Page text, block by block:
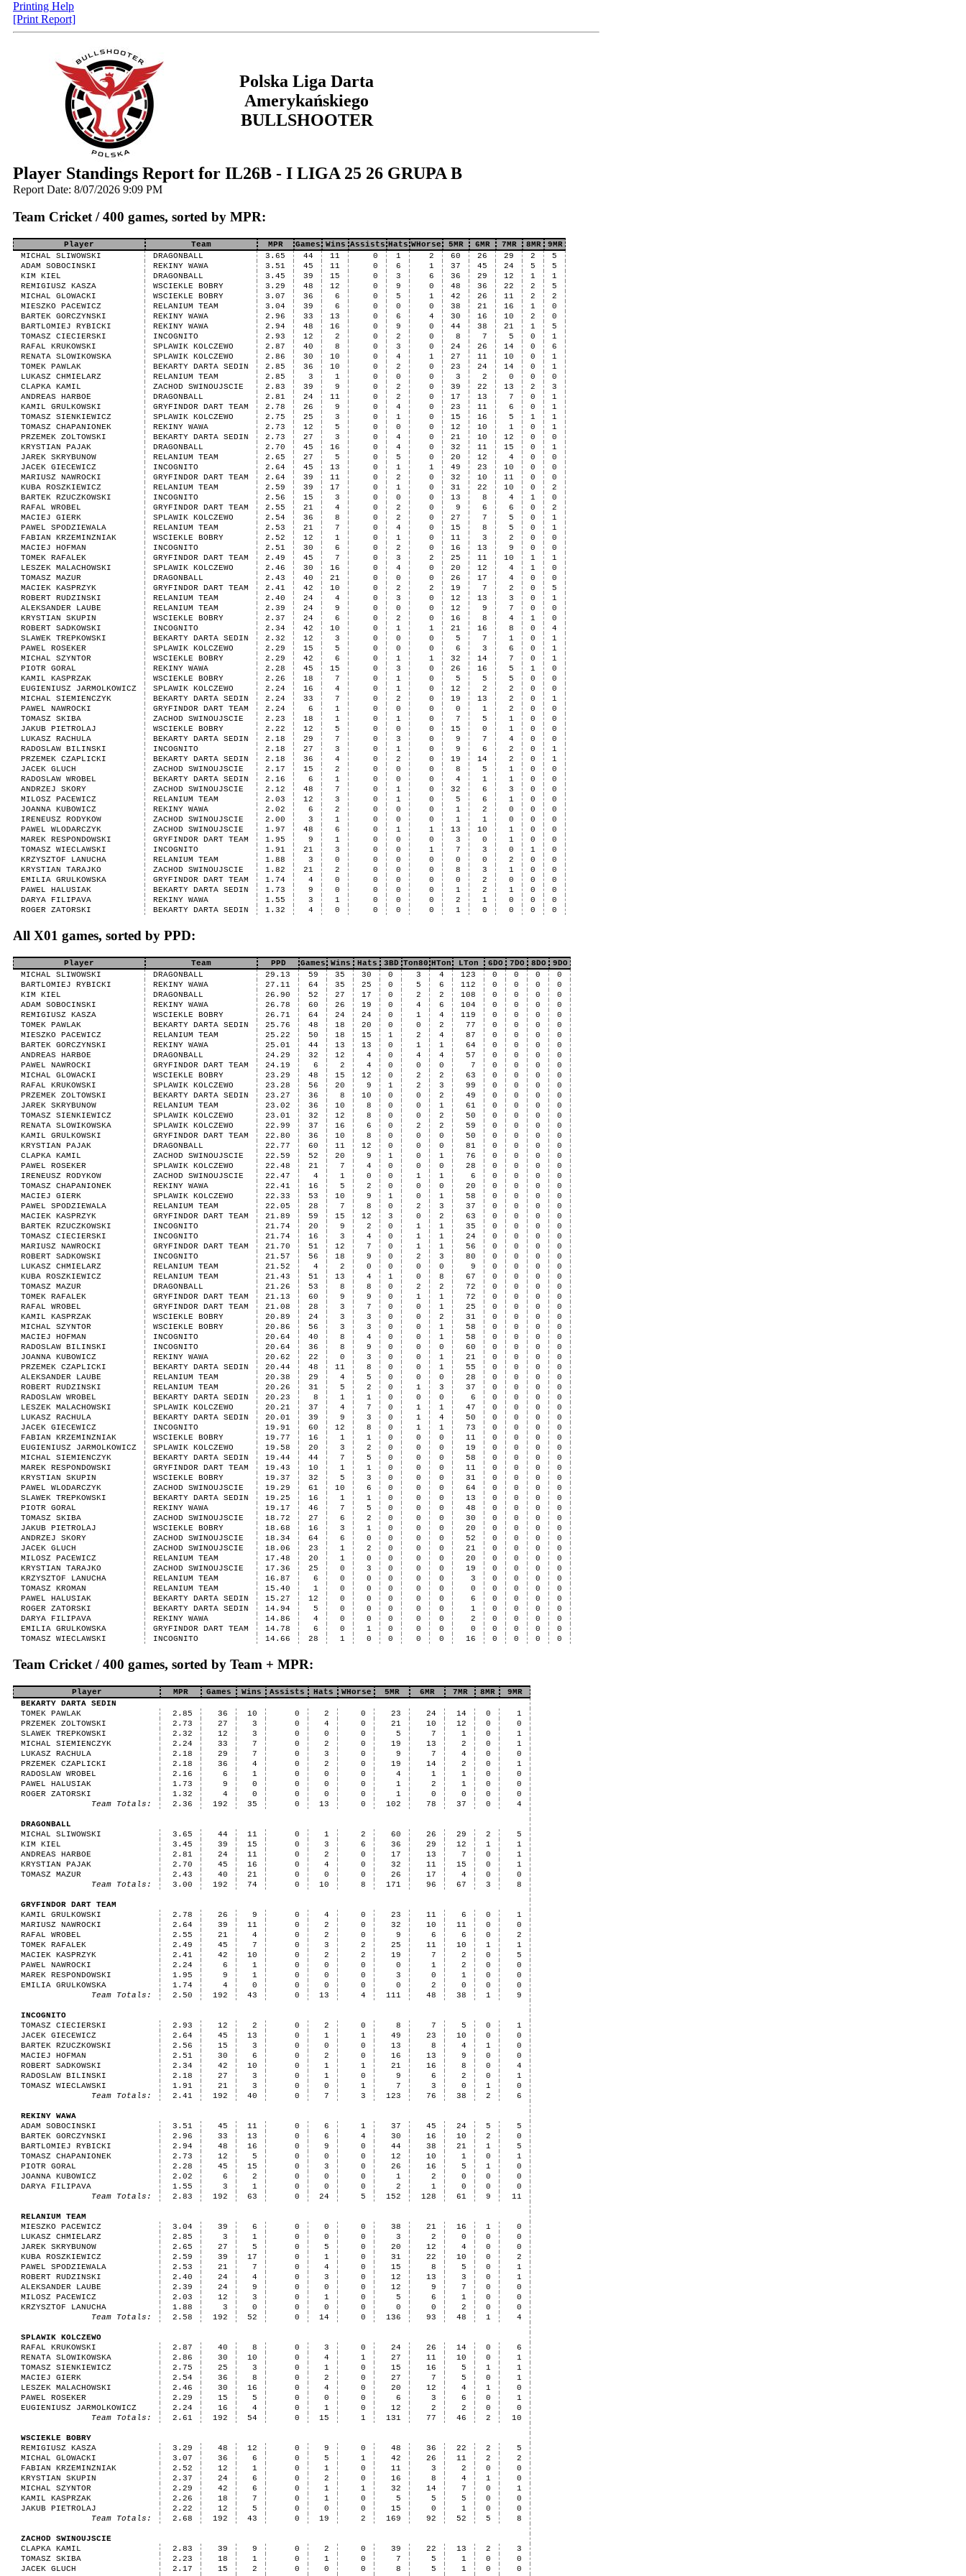
Printing Help
[Print Report]
Polska Liga Darta
Amerykańskiego
BULLSHOOTER
Player Standings Report for IL26B - I LIGA 25 26 GRUPA B
Report Date: 8/07/2026 9:09 PM
Team Cricket / 400 games, sorted by MPR:
Player Team MPR Games Wins Assists Hats WHorse 5MR 6MR 7MR 8MR
9MR
MICHAL SLIWOWSKI
DRAGONBALL 3.65 44 11 0 1 2 60 26 29 2
5
ADAM SOBOCINSKI
REKINY WAWA 3.51 45 11 0 6 1 37 45 24 5
5
KIM KIEL
DRAGONBALL 3.45 39 15 0 3 6 36 29 12 1
1
REMIGIUSZ KASZA
WSCIEKLE BOBRY 3.29 48 12 0 9 0 48 36 22 2
5
MICHAL GLOWACKI
WSCIEKLE BOBRY 3.07 36 6 0 5 1 42 26 11 2
2
MIESZKO PACEWICZ
RELANIUM TEAM 3.04 39 6 0 0 0 38 21 16 1
0
BARTEK GORCZYNSKI
REKINY WAWA 2.96 33 13 0 6 4 30 16 10 2
0
BARTLOMIEJ RYBICKI
REKINY WAWA 2.94 48 16 0 9 0 44 38 21 1
5
TOMASZ CIECIERSKI
INCOGNITO 2.93 12 2 0 2 0 8 7 5 0
1
RAFAL KRUKOWSKI
SPLAWIK KOLCZEWO 2.87 40 8 0 3 0 24 26 14 0
6
RENATA SLOWIKOWSKA
SPLAWIK KOLCZEWO 2.86 30 10 0 4 1 27 11 10 0
1
TOMEK PAWLAK
BEKARTY DARTA SEDIN 2.85 36 10 0 2 0 23 24 14 0
1
LUKASZ CHMIELARZ
RELANIUM TEAM 2.85 3 1 0 0 0 3 2 0 0
0
CLAPKA KAMIL
ZACHOD SWINOUJSCIE 2.83 39 9 0 2 0 39 22 13 2
3
ANDREAS HARBOE
DRAGONBALL 2.81 24 11 0 2 0 17 13 7 0
1
KAMIL GRULKOWSKI
GRYFINDOR DART TEAM 2.78 26 9 0 4 0 23 11 6 0
1
TOMASZ SIENKIEWICZ
SPLAWIK KOLCZEWO 2.75 25 3 0 1 0 15 16 5 1
1
TOMASZ CHAPANIONEK
REKINY WAWA 2.73 12 5 0 0 0 12 10 1 0
1
PRZEMEK ZOLTOWSKI
BEKARTY DARTA SEDIN 2.73 27 3 0 4 0 21 10 12 0
0
KRYSTIAN PAJAK
DRAGONBALL 2.70 45 16 0 4 0 32 11 15 0
1
JAREK SKRYBUNOW
RELANIUM TEAM 2.65 27 5 0 5 0 20 12 4 0
0
JACEK GIECEWICZ
INCOGNITO 2.64 45 13 0 1 1 49 23 10 0
0
MARIUSZ NAWROCKI
GRYFINDOR DART TEAM 2.64 39 11 0 2 0 32 10 11 0
0
KUBA ROSZKIEWICZ
RELANIUM TEAM 2.59 39 17 0 1 0 31 22 10 0
2
BARTEK RZUCZKOWSKI
INCOGNITO 2.56 15 3 0 0 0 13 8 4 1
0
RAFAL WROBEL
GRYFINDOR DART TEAM 2.55 21 4 0 2 0 9 6 6 0
2
MACIEJ GIERK
SPLAWIK KOLCZEWO 2.54 36 8 0 2 0 27 7 5 0
1
PAWEL SPODZIEWALA
RELANIUM TEAM 2.53 21 7 0 4 0 15 8 5 0
1
FABIAN KRZEMINZNIAK
WSCIEKLE BOBRY 2.52 12 1 0 1 0 11 3 2 0
0
MACIEJ HOFMAN
INCOGNITO 2.51 30 6 0 2 0 16 13 9 0
0
TOMEK RAFALEK
GRYFINDOR DART TEAM 2.49 45 7 0 3 2 25 11 10 1
1
LESZEK MALACHOWSKI
SPLAWIK KOLCZEWO 2.46 30 16 0 4 0 20 12 4 1
0
TOMASZ MAZUR
DRAGONBALL 2.43 40 21 0 0 0 26 17 4 0
0
MACIEK KASPRZYK
GRYFINDOR DART TEAM 2.41 42 10 0 2 2 19 7 2 0
5
ROBERT RUDZINSKI
RELANIUM TEAM 2.40 24 4 0 3 0 12 13 3 0
1
ALEKSANDER LAUBE
RELANIUM TEAM 2.39 24 9 0 0 0 12 9 7 0
0
KRYSTIAN SKUPIN
WSCIEKLE BOBRY 2.37 24 6 0 2 0 16 8 4 1
0
ROBERT SADKOWSKI
INCOGNITO 2.34 42 10 0 1 1 21 16 8 0
4
SLAWEK TREPKOWSKI
BEKARTY DARTA SEDIN 2.32 12 3 0 0 0 5 7 1 0
1
PAWEL ROSEKER
SPLAWIK KOLCZEWO 2.29 15 5 0 0 0 6 3 6 0
1
MICHAL SZYNTOR
WSCIEKLE BOBRY 2.29 42 6 0 1 1 32 14 7 0
1
PIOTR GORAL
REKINY WAWA 2.28 45 15 0 3 0 26 16 5 1
0
KAMIL KASPRZAK
WSCIEKLE BOBRY 2.26 18 7 0 1 0 5 5 5 0
0
EUGIENIUSZ JARMOLKOWICZ
SPLAWIK KOLCZEWO 2.24 16 4 0 1 0 12 2 2 0
0
MICHAL SIEMIENCZYK
BEKARTY DARTA SEDIN 2.24 33 7 0 2 0 19 13 2 0
1
PAWEL NAWROCKI
GRYFINDOR DART TEAM 2.24 6 1 0 0 0 0 1 2 0
0
TOMASZ SKIBA
ZACHOD SWINOUJSCIE 2.23 18 1 0 1 0 7 5 1 0
0
JAKUB PIETROLAJ
WSCIEKLE BOBRY 2.22 12 5 0 0 0 15 0 1 0
0
LUKASZ RACHULA
BEKARTY DARTA SEDIN 2.18 29 7 0 3 0 9 7 4 0
0
RADOSLAW BILINSKI
INCOGNITO 2.18 27 3 0 1 0 9 6 2 0
1
PRZEMEK CZAPLICKI
BEKARTY DARTA SEDIN 2.18 36 4 0 2 0 19 14 2 0
1
JACEK GLUCH
ZACHOD SWINOUJSCIE 2.17 15 2 0 0 0 8 5 1 0
0
RADOSLAW WROBEL
BEKARTY DARTA SEDIN 2.16 6 1 0 0 0 4 1 1 0
0
ANDRZEJ SKORY
ZACHOD SWINOUJSCIE 2.12 48 7 0 1 0 32 6 3 0
0
MILOSZ PACEWICZ
RELANIUM TEAM 2.03 12 3 0 1 0 5 6 1 0
0
JOANNA KUBOWICZ
REKINY WAWA 2.02 6 2 0 0 0 1 2 0 0
0
IRENEUSZ RODYKOW
ZACHOD SWINOUJSCIE 2.00 3 1 0 0 0 1 1 0 0
0
PAWEL WLODARCZYK
ZACHOD SWINOUJSCIE 1.97 48 6 0 1 1 13 10 1 0
0
MAREK RESPONDOWSKI
GRYFINDOR DART TEAM 1.95 9 1 0 0 0 3 0 1 0
0
TOMASZ WIECLAWSKI
INCOGNITO 1.91 21 3 0 0 1 7 3 0 1
0
KRZYSZTOF LANUCHA
RELANIUM TEAM 1.88 3 0 0 0 0 0 0 2 0
0
KRYSTIAN TARAJKO
ZACHOD SWINOUJSCIE 1.82 21 2 0 0 0 8 3 1 0
0
EMILIA GRULKOWSKA
GRYFINDOR DART TEAM 1.74 4 0 0 0 0 0 2 0 0
0
PAWEL HALUSIAK
BEKARTY DARTA SEDIN 1.73 9 0 0 0 0 1 2 1 0
0
DARYA FILIPAVA
REKINY WAWA 1.55 3 1 0 0 0 2 1 0 0
0
ROGER ZATORSKI
BEKARTY DARTA SEDIN 1.32 4 0 0 0 0 1 0 0 0 0
All X01 games, sorted by PPD:
Player Team PPD Games Wins Hats 3BD Ton80 HTon LTon 6DO 7DO 8DO
9DO
MICHAL SLIWOWSKI
DRAGONBALL 29.13 59 35 30 0 3 4 123 0 0 0
0
BARTLOMIEJ RYBICKI
REKINY WAWA 27.11 64 35 25 0 5 6 112 0 0 0
0
KIM KIEL
DRAGONBALL 26.90 52 27 17 0 2 2 108 0 0 0
0
ADAM SOBOCINSKI
REKINY WAWA 26.78 60 26 19 0 4 6 104 0 0 0
0
REMIGIUSZ KASZA
WSCIEKLE BOBRY 26.71 64 24 24 0 1 4 119 0 0 0
0
TOMEK PAWLAK
BEKARTY DARTA SEDIN 25.76 48 18 20 0 0 2 77 0 0 0
0
MIESZKO PACEWICZ
RELANIUM TEAM 25.22 50 18 15 1 2 4 87 0 0 0
0
BARTEK GORCZYNSKI
REKINY WAWA 25.01 44 13 13 0 1 1 64 0 0 0
0
ANDREAS HARBOE
DRAGONBALL 24.29 32 12 4 0 4 4 57 0 0 0
0
PAWEL NAWROCKI
GRYFINDOR DART TEAM 24.19 6 2 4 0 0 0 7 0 0 0
0
MICHAL GLOWACKI
WSCIEKLE BOBRY 23.29 48 15 12 0 2 2 63 0 0 0
0
RAFAL KRUKOWSKI
SPLAWIK KOLCZEWO 23.28 56 20 9 1 2 3 99 0 0 0
0
PRZEMEK ZOLTOWSKI
BEKARTY DARTA SEDIN 23.27 36 8 10 0 0 2 49 0 0 0
0
JAREK SKRYBUNOW
RELANIUM TEAM 23.02 36 10 8 0 0 1 61 0 0 0
0
TOMASZ SIENKIEWICZ
SPLAWIK KOLCZEWO 23.01 32 12 8 0 0 2 50 0 0 0
0
RENATA SLOWIKOWSKA
SPLAWIK KOLCZEWO 22.99 37 16 6 0 2 2 59 0 0 0
0
KAMIL GRULKOWSKI
GRYFINDOR DART TEAM 22.80 36 10 8 0 0 0 50 0 0 0
0
KRYSTIAN PAJAK
DRAGONBALL 22.77 60 11 12 0 0 0 81 0 0 0
0
CLAPKA KAMIL
ZACHOD SWINOUJSCIE 22.59 52 20 9 1 0 1 76 0 0 0
0
PAWEL ROSEKER
SPLAWIK KOLCZEWO 22.48 21 7 4 0 0 0 28 0 0 0
0
IRENEUSZ RODYKOW
ZACHOD SWINOUJSCIE 22.47 4 1 0 0 1 1 6 0 0 0
0
TOMASZ CHAPANIONEK
REKINY WAWA 22.41 16 5 2 0 0 0 20 0 0 0
0
MACIEJ GIERK
SPLAWIK KOLCZEWO 22.33 53 10 9 1 0 1 58 0 0 0
0
PAWEL SPODZIEWALA
RELANIUM TEAM 22.05 28 7 8 0 2 3 37 0 0 0
0
MACIEK KASPRZYK
GRYFINDOR DART TEAM 21.89 59 15 12 3 0 2 63 0 0 0
0
BARTEK RZUCZKOWSKI
INCOGNITO 21.74 20 9 2 0 1 1 35 0 0 0
0
TOMASZ CIECIERSKI
INCOGNITO 21.74 16 3 4 0 1 1 24 0 0 0
0
MARIUSZ NAWROCKI
GRYFINDOR DART TEAM 21.70 51 12 7 0 1 1 56 0 0 0
0
ROBERT SADKOWSKI
INCOGNITO 21.57 56 18 9 0 2 3 80 0 0 0
0
LUKASZ CHMIELARZ
RELANIUM TEAM 21.52 4 2 0 0 0 0 9 0 0 0
0
KUBA ROSZKIEWICZ
RELANIUM TEAM 21.43 51 13 4 1 0 8 67 0 0 0
0
TOMASZ MAZUR
DRAGONBALL 21.26 53 8 8 0 2 2 72 0 0 0
0
TOMEK RAFALEK
GRYFINDOR DART TEAM 21.13 60 9 9 0 1 1 72 0 0 0
0
RAFAL WROBEL
GRYFINDOR DART TEAM 21.08 28 3 7 0 0 1 25 0 0 0
0
KAMIL KASPRZAK
WSCIEKLE BOBRY 20.89 24 3 3 0 0 2 31 0 0 0
0
MICHAL SZYNTOR
WSCIEKLE BOBRY 20.86 56 3 3 0 0 1 58 0 0 0
0
MACIEJ HOFMAN
INCOGNITO 20.64 40 8 4 0 0 1 58 0 0 0
0
RADOSLAW BILINSKI
INCOGNITO 20.64 36 8 9 0 0 0 60 0 0 0
0
JOANNA KUBOWICZ
REKINY WAWA 20.62 22 0 3 0 0 1 21 0 0 0
0
PRZEMEK CZAPLICKI
BEKARTY DARTA SEDIN 20.44 48 11 8 0 0 1 55 0 0 0
0
ALEKSANDER LAUBE
RELANIUM TEAM 20.38 29 4 5 0 0 0 28 0 0 0
0
ROBERT RUDZINSKI
RELANIUM TEAM 20.26 31 5 2 0 1 3 37 0 0 0
0
RADOSLAW WROBEL
BEKARTY DARTA SEDIN 20.23 8 1 1 0 0 0 6 0 0 0
0
LESZEK MALACHOWSKI
SPLAWIK KOLCZEWO 20.21 37 4 7 0 1 1 47 0 0 0
0
LUKASZ RACHULA
BEKARTY DARTA SEDIN 20.01 39 9 3 0 1 4 50 0 0 0
0
JACEK GIECEWICZ
INCOGNITO 19.91 60 12 8 0 1 1 73 0 0 0
0
FABIAN KRZEMINZNIAK
WSCIEKLE BOBRY 19.77 16 1 1 0 0 0 11 0 0 0
0
EUGIENIUSZ JARMOLKOWICZ
SPLAWIK KOLCZEWO 19.58 20 3 2 0 0 0 19 0 0 0
0
MICHAL SIEMIENCZYK
BEKARTY DARTA SEDIN 19.44 44 7 5 0 0 0 58 0 0 0
0
MAREK RESPONDOWSKI
GRYFINDOR DART TEAM 19.43 10 1 1 0 0 0 11 0 0 0
0
KRYSTIAN SKUPIN
WSCIEKLE BOBRY 19.37 32 5 3 0 0 0 31 0 0 0
0
PAWEL WLODARCZYK
ZACHOD SWINOUJSCIE 19.29 61 10 6 0 0 0 64 0 0 0
0
SLAWEK TREPKOWSKI
BEKARTY DARTA SEDIN 19.25 16 1 1 0 0 0 13 0 0 0
0
PIOTR GORAL
REKINY WAWA 19.17 46 7 5 0 0 0 48 0 0 0
0
TOMASZ SKIBA
ZACHOD SWINOUJSCIE 18.72 27 6 2 0 0 0 30 0 0 0
0
JAKUB PIETROLAJ
WSCIEKLE BOBRY 18.68 16 3 1 0 0 0 20 0 0 0
0
ANDRZEJ SKORY
ZACHOD SWINOUJSCIE 18.34 64 6 0 0 0 0 52 0 0 0
0
JACEK GLUCH
ZACHOD SWINOUJSCIE 18.06 23 1 2 0 0 0 21 0 0 0
0
MILOSZ PACEWICZ
RELANIUM TEAM 17.48 20 1 0 0 0 0 20 0 0 0
0
KRYSTIAN TARAJKO
ZACHOD SWINOUJSCIE 17.36 25 0 3 0 0 0 19 0 0 0
0
KRZYSZTOF LANUCHA
RELANIUM TEAM 16.87 6 0 0 0 0 0 3 0 0 0
0
TOMASZ KROMAN
RELANIUM TEAM 15.40 1 0 0 0 0 0 0 0 0 0
0
PAWEL HALUSIAK
BEKARTY DARTA SEDIN 15.27 12 0 0 0 0 0 6 0 0 0
0
ROGER ZATORSKI
BEKARTY DARTA SEDIN 14.94 5 0 0 0 0 0 1 0 0 0
0
DARYA FILIPAVA
REKINY WAWA 14.86 4 0 0 0 0 0 2 0 0 0
0
EMILIA GRULKOWSKA
GRYFINDOR DART TEAM 14.78 6 0 1 0 0 0 0 0 0 0
0
TOMASZ WIECLAWSKI
INCOGNITO 14.66 28 1 0 0 0 0 16 0 0 0 0
Team Cricket / 400 games, sorted by Team + MPR:
Player MPR Games Wins Assists Hats WHorse 5MR 6MR 7MR 8MR
9MR
BEKARTY DARTA SEDIN
TOMEK PAWLAK
2.85 36 10 0 2 0 23 24 14 0
1
PRZEMEK ZOLTOWSKI
2.73 27 3 0 4 0 21 10 12 0
0
SLAWEK TREPKOWSKI
2.32 12 3 0 0 0 5 7 1 0
1
MICHAL SIEMIENCZYK
2.24 33 7 0 2 0 19 13 2 0
1
LUKASZ RACHULA
2.18 29 7 0 3 0 9 7 4 0
0
PRZEMEK CZAPLICKI
2.18 36 4 0 2 0 19 14 2 0
1
RADOSLAW WROBEL
2.16 6 1 0 0 0 4 1 1 0
0
PAWEL HALUSIAK
1.73 9 0 0 0 0 1 2 1 0
0
ROGER ZATORSKI
1.32 4 0 0 0 0 1 0 0 0
0
Team Totals:
2.36 192 35 0 13 0 102 78 37 0 4
DRAGONBALL
MICHAL SLIWOWSKI
3.65 44 11 0 1 2 60 26 29 2
5
KIM KIEL
3.45 39 15 0 3 6 36 29 12 1
1
ANDREAS HARBOE
2.81 24 11 0 2 0 17 13 7 0
1
KRYSTIAN PAJAK
2.70 45 16 0 4 0 32 11 15 0
1
TOMASZ MAZUR
2.43 40 21 0 0 0 26 17 4 0
0
Team Totals:
3.00 192 74 0 10 8 171 96 67 3 8
GRYFINDOR DART TEAM
KAMIL GRULKOWSKI
2.78 26 9 0 4 0 23 11 6 0
1
MARIUSZ NAWROCKI
2.64 39 11 0 2 0 32 10 11 0
0
RAFAL WROBEL
2.55 21 4 0 2 0 9 6 6 0
2
TOMEK RAFALEK
2.49 45 7 0 3 2 25 11 10 1
1
MACIEK KASPRZYK
2.41 42 10 0 2 2 19 7 2 0
5
PAWEL NAWROCKI
2.24 6 1 0 0 0 0 1 2 0
0
MAREK RESPONDOWSKI
1.95 9 1 0 0 0 3 0 1 0
0
EMILIA GRULKOWSKA
1.74 4 0 0 0 0 0 2 0 0
0
Team Totals:
2.50 192 43 0 13 4 111 48 38 1 9
INCOGNITO
TOMASZ CIECIERSKI
2.93 12 2 0 2 0 8 7 5 0
1
JACEK GIECEWICZ
2.64 45 13 0 1 1 49 23 10 0
0
BARTEK RZUCZKOWSKI
2.56 15 3 0 0 0 13 8 4 1
0
MACIEJ HOFMAN
2.51 30 6 0 2 0 16 13 9 0
0
ROBERT SADKOWSKI
2.34 42 10 0 1 1 21 16 8 0
4
RADOSLAW BILINSKI
2.18 27 3 0 1 0 9 6 2 0
1
TOMASZ WIECLAWSKI
1.91 21 3 0 0 1 7 3 0 1
0
Team Totals:
2.41 192 40 0 7 3 123 76 38 2 6
REKINY WAWA
ADAM SOBOCINSKI
3.51 45 11 0 6 1 37 45 24 5
5
BARTEK GORCZYNSKI
2.96 33 13 0 6 4 30 16 10 2
0
BARTLOMIEJ RYBICKI
2.94 48 16 0 9 0 44 38 21 1
5
TOMASZ CHAPANIONEK
2.73 12 5 0 0 0 12 10 1 0
1
PIOTR GORAL
2.28 45 15 0 3 0 26 16 5 1
0
JOANNA KUBOWICZ
2.02 6 2 0 0 0 1 2 0 0
0
DARYA FILIPAVA
1.55 3 1 0 0 0 2 1 0 0
0
Team Totals:
2.83 192 63 0 24 5 152 128 61 9 11
RELANIUM TEAM
MIESZKO PACEWICZ
3.04 39 6 0 0 0 38 21 16 1
0
LUKASZ CHMIELARZ
2.85 3 1 0 0 0 3 2 0 0
0
JAREK SKRYBUNOW
2.65 27 5 0 5 0 20 12 4 0
0
KUBA ROSZKIEWICZ
2.59 39 17 0 1 0 31 22 10 0
2
PAWEL SPODZIEWALA
2.53 21 7 0 4 0 15 8 5 0
1
ROBERT RUDZINSKI
2.40 24 4 0 3 0 12 13 3 0
1
ALEKSANDER LAUBE
2.39 24 9 0 0 0 12 9 7 0
0
MILOSZ PACEWICZ
2.03 12 3 0 1 0 5 6 1 0
0
KRZYSZTOF LANUCHA
1.88 3 0 0 0 0 0 0 2 0
0
Team Totals:
2.58 192 52 0 14 0 136 93 48 1 4
SPLAWIK KOLCZEWO
RAFAL KRUKOWSKI
2.87 40 8 0 3 0 24 26 14 0
6
RENATA SLOWIKOWSKA
2.86 30 10 0 4 1 27 11 10 0
1
TOMASZ SIENKIEWICZ
2.75 25 3 0 1 0 15 16 5 1
1
MACIEJ GIERK
2.54 36 8 0 2 0 27 7 5 0
1
LESZEK MALACHOWSKI
2.46 30 16 0 4 0 20 12 4 1
0
PAWEL ROSEKER
2.29 15 5 0 0 0 6 3 6 0
1
EUGIENIUSZ JARMOLKOWICZ
2.24 16 4 0 1 0 12 2 2 0
0
Team Totals:
2.61 192 54 0 15 1 131 77 46 2 10
WSCIEKLE BOBRY
REMIGIUSZ KASZA
3.29 48 12 0 9 0 48 36 22 2
5
MICHAL GLOWACKI
3.07 36 6 0 5 1 42 26 11 2
2
FABIAN KRZEMINZNIAK
2.52 12 1 0 1 0 11 3 2 0
0
KRYSTIAN SKUPIN
2.37 24 6 0 2 0 16 8 4 1
0
MICHAL SZYNTOR
2.29 42 6 0 1 1 32 14 7 0
1
KAMIL KASPRZAK
2.26 18 7 0 1 0 5 5 5 0
0
JAKUB PIETROLAJ
2.22 12 5 0 0 0 15 0 1 0
0
Team Totals:
2.68 192 43 0 19 2 169 92 52 5 8
ZACHOD SWINOUJSCIE
CLAPKA KAMIL
2.83 39 9 0 2 0 39 22 13 2
3
TOMASZ SKIBA
2.23 18 1 0 1 0 7 5 1 0
0
JACEK GLUCH
2.17 15 2 0 0 0 8 5 1 0
0